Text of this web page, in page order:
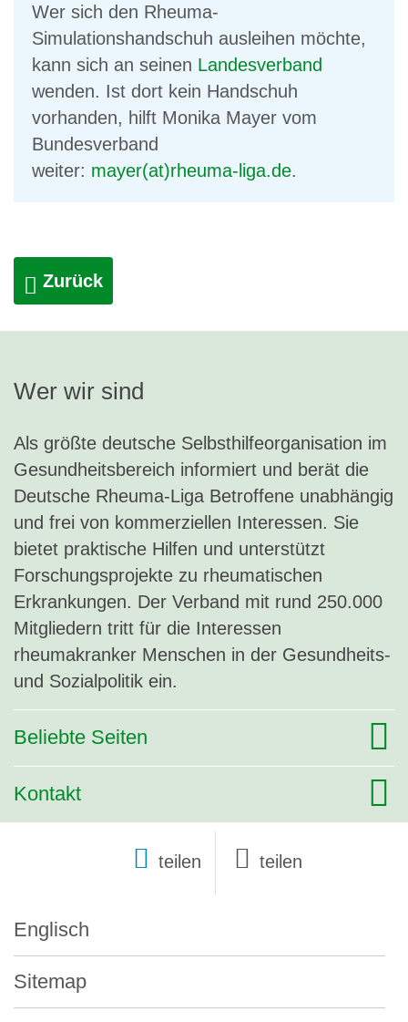
Wer sich den Rheuma-
Simulationshandschuh ausleihen möchte,
kann sich an seinen Landesverband
wenden. Ist dort kein Handschuh
vorhanden, hilft Monika Mayer vom
Bundesverband
weiter: mayer(at)rheuma-liga.de.
Zurück
Wer wir sind
Als größte deutsche Selbsthilfeorganisation im
Gesundheitsbereich informiert und berät die
Deutsche Rheuma-Liga Betroffene unabhängig
und frei von kommerziellen Interessen. Sie
bietet praktische Hilfen und unterstützt
Forschungsprojekte zu rheumatischen
Erkrankungen. Der Verband mit rund 250.000
Mitgliedern tritt für die Interessen
rheumakranker Menschen in der Gesundheits-
und Sozialpolitik ein.
Beliebte Seiten
Kontakt
teilen
Englisch
Sitemap